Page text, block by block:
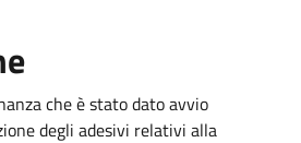
che è stato dato avvio
degli adesivi relativi alla